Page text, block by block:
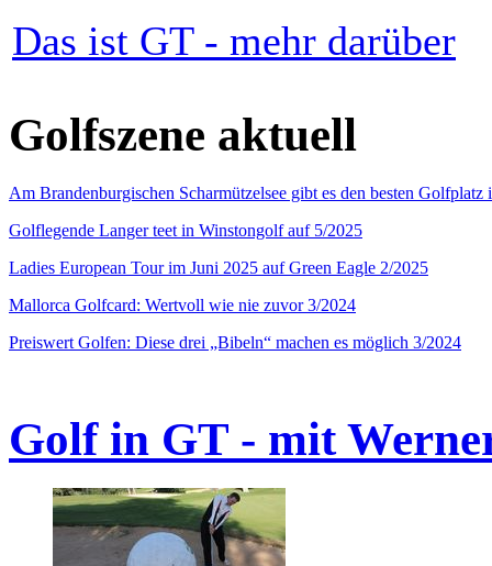
Das ist GT - mehr darüber
Golfszene aktuell
Am Brandenburgischen Scharmützelsee gibt es den besten
Golflegende Langer teet in Winstongolf auf 5/2025
Ladies European Tour im Juni 2025 auf Green Eagle 2/2025
Mallorca Golfcard: Wertvoll wie nie zuvor 3/2024
Preiswert Golfen: Diese drei „Bibeln“ machen es möglich 3/2024
Golf in GT - mit